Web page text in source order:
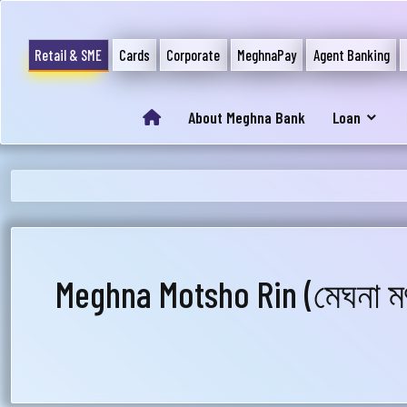
Retail & SME Cards Corporate MeghnaPay Agent Banking
About Meghna Bank Loan
Meghna Motsho Rin (মেঘনা